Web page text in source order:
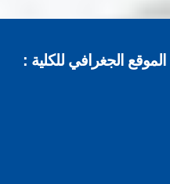
الجغرافي للكلية :